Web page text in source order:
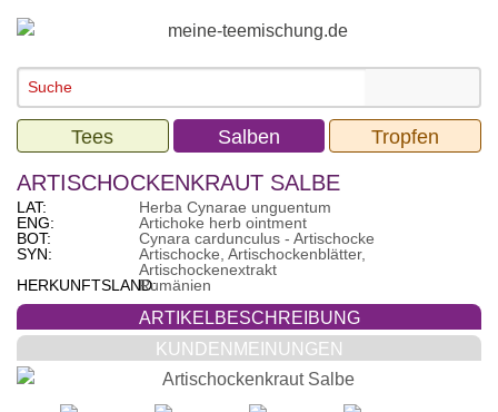
Tees Salben Tropfen
ARTISCHOCKENKRAUT SALBE
LAT:
Herba Cynarae unguentum
ENG:
Artichoke herb ointment
BOT:
Cynara cardunculus - Artischocke
SYN:
Artischocke, Artischockenblätter,
Artischockenextrakt
HERKUNFTSLAND:Rumänien
ARTIKELBESCHREIBUNG
KUNDENMEINUNGEN